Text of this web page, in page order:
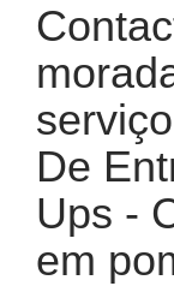
De
Ups -
em